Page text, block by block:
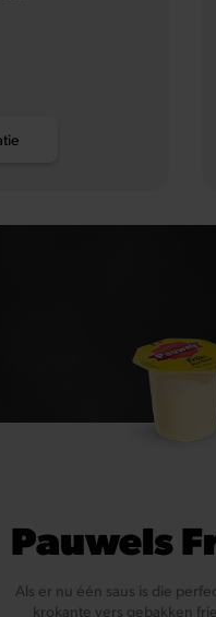
Pauwels
Als er nu één saus is die
krokante vers gebakken